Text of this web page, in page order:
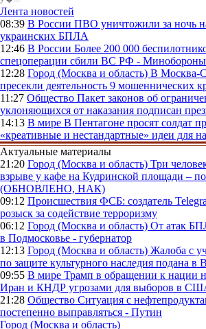
Лента новостей
08:39 В России ПВО уничтожили за ночь
украинских БПЛА
12:46 В России Более 200 000
спецоперации сбили ВС РФ - Минобороны
12:28 Город (Москва и область) В
пресекли деятельность 9 мошеннических
11:27 Общество Пакет законов об
уклоняющихся от наказания подписан
14:13 В мире В Пентагоне просят солдат
«креативные и нестандартные» идеи для
Актуальные материалы
21:20 Город (Москва и область) Три
взрыве у кафе на Кудринской площади –
(ОБНОВЛЕНО, НАК)
09:12 Происшествия ФСБ: создатель
розыск за содействие терроризму
06:12 Город (Москва и область) От атак
в Подмосковье - губернатор
12:13 Город (Москва и область) Жалоба с
по защите культурного наследия подана в
09:55 В мире Трамп в обращении к нации
Иран и КНДР угрозами для выборов в
21:28 Общество Ситуация с
постепенно выправляться - Путин
Город (Москва и область)